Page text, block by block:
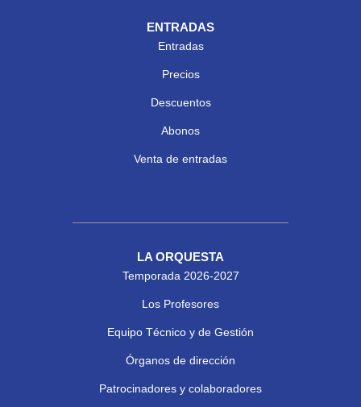
ENTRADAS
Entradas
Precios
Descuentos
Abonos
Venta de entradas
LA ORQUESTA
Temporada 2026-2027
Los Profesores
Equipo Técnico y de Gestión
Órganos de dirección
Patrocinadores y colaboradores